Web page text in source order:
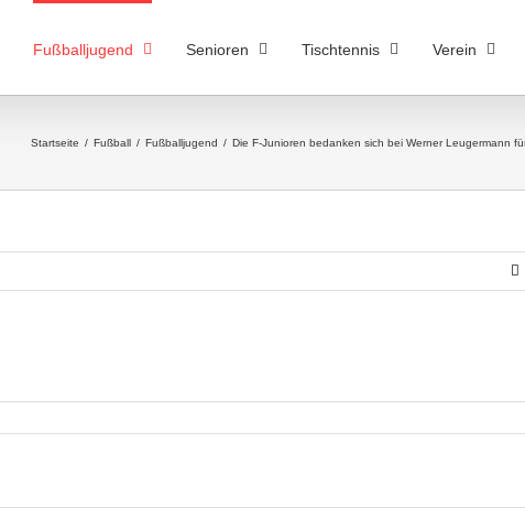
Fußballjugend Senioren Tischtennis Verein
Startseite / Fußball / Fußballjugend / Die F-Junioren bedanken sich bei Werner Leugermann